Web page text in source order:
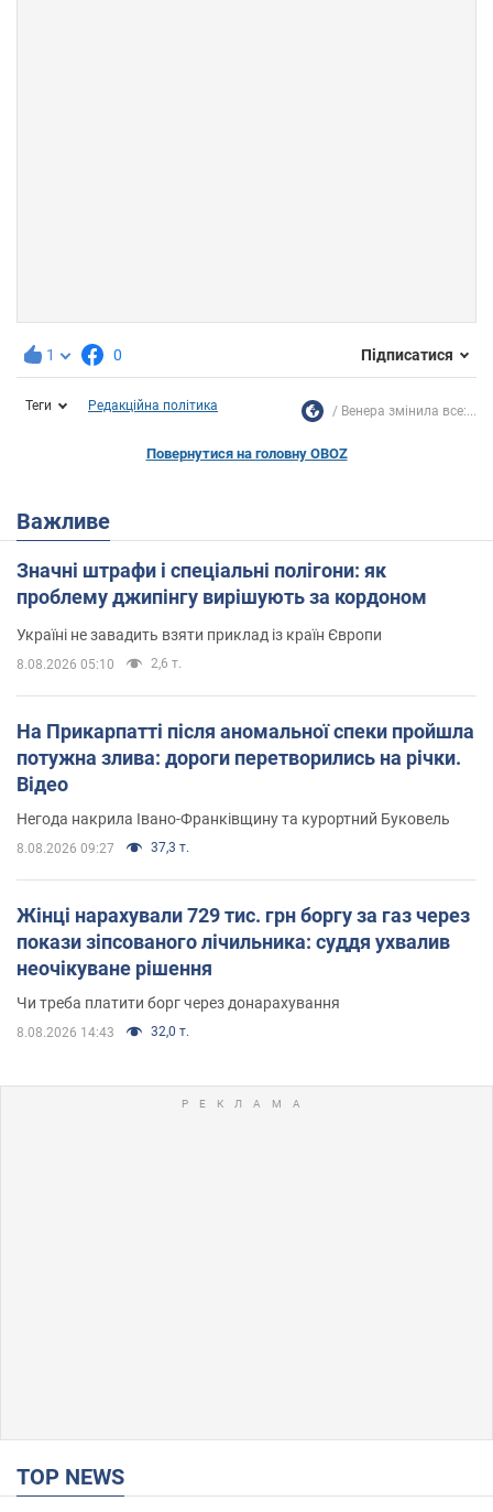
1 0 Підписатися
Теги Редакційна політика Венера змінила все:...
Повернутися на головну OBOZ
Важливе
Значні штрафи і спеціальні полігони: як
проблему джипінгу вирішують за кордоном
Україні не завадить взяти приклад із країн Європи
8.08.2026 05:10 2,6 т.
На Прикарпатті після аномальної спеки пройшла
потужна злива: дороги перетворились на річки.
Відео
Негода накрила Івано-Франківщину та курортний Буковель
8.08.2026 09:27 37,3 т.
Жінці нарахували 729 тис. грн боргу за газ через
покази зіпсованого лічильника: суддя ухвалив
неочікуване рішення
Чи треба платити борг через донарахування
8.08.2026 14:43 32,0 т.
TOP NEWS